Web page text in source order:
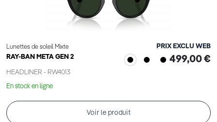
Lunettes de soleil Mixte
RAY-BAN META GEN 2
HEADLINER - RW4013
PRIX EXCLU WEB
499,00 €
En stock en ligne
Voir le produit